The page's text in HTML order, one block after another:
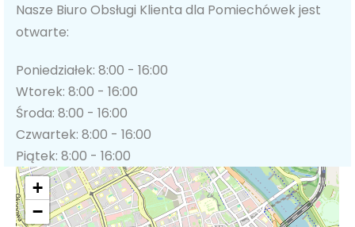
Nasze Biuro Obsługi Klienta dla Pomiechówek jest
otwarte:
Poniedziałek: 8:00 - 16:00
Wtorek: 8:00 - 16:00
Środa: 8:00 - 16:00
Czwartek: 8:00 - 16:00
Piątek: 8:00 - 16:00
+
−